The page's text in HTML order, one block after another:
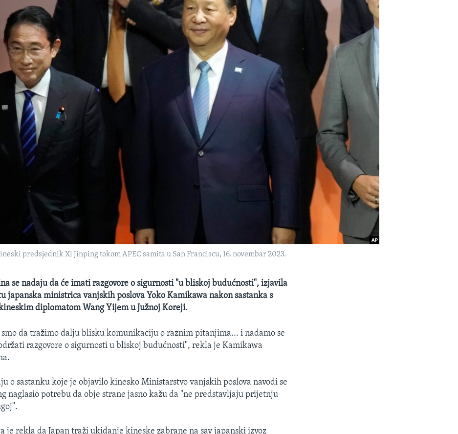
predsjednik Xi Jinping tokom APEC samita u San Franciscu, 16. novembar 2023.
se nadaju da će imati razgovore o sigurnosti "u bliskoj budućnosti", izjavila
japanska ministrica vanjskih poslova Yoko Kamikawa nakon sastanka s
diplomatom Wang Yijem u Južnoj Koreji.
da tražimo dalju blisku komunikaciju o raznim pitanjima... i nadamo se
razgovore o sigurnosti u bliskoj budućnosti", rekla je Kamikawa
o sastanku koje je objavilo kinesko Ministarstvo vanjskih poslova navodi se
naglasio potrebu da obje strane jasno kažu da "ne predstavljaju prijetnju
je rekla da Japan traži ukidanje kineske zabrane na sav japanski izvoz